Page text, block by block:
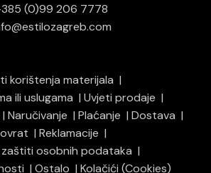
(0)99 206 7778
korištenja materijala
ili uslugama
Uvjeti prodaje
Naručivanje Plaćanje
Dostava
Reklamacije
zaštiti osobnih podataka
Ostalo Kolačići (Cookies)